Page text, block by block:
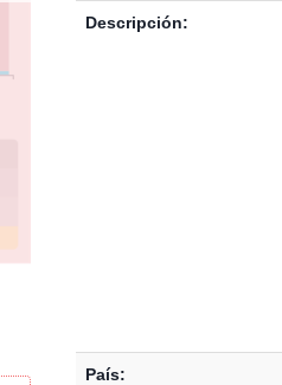
Descripción:
País: